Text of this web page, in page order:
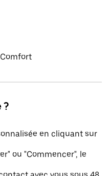
?
en cliquant sur
ou "Commencer", le